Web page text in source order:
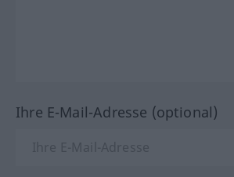
Ihre E-Mail-Adresse (optional)